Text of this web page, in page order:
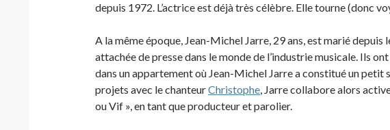
depuis 1972. L’actrice est déjà très célèbre. Elle tourne (donc
A la même époque, Jean-Michel Jarre, 29 ans, est marié
attachée de presse dans le monde de l’industrie musicale. Ils
dans un appartement où Jean-Michel Jarre a constitué un petit
projets avec le chanteurChristophe, Jarre collabore alors
ou Vif », en tant que producteur et parolier.